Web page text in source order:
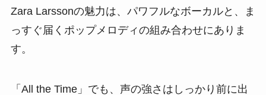
Zara Larssonの魅力は、パワフルなボーカルと、ま
っすぐ届くポップメロディの組み合わせにありま
す。
「All the Time」でも、声の強さはしっかり前に出